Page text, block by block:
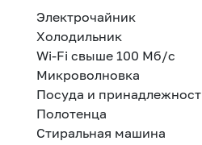
Электрочайник
Холодильник
Wi-Fi свыше 100 Мб/с
Микроволновка
Посуда и
Полотенца
Стиральная машина